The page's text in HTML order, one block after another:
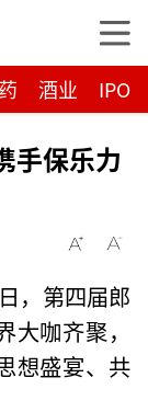
酒业 IPO
手保乐力
，第四届郎
咖齐聚，
想盛宴、共